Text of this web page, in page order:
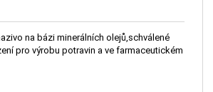
na bázi minerálních olejů,schválené
potravin a ve farmaceutickém